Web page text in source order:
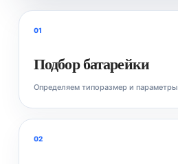
01
Подбор батарейки
Определяем типоразмер и
02